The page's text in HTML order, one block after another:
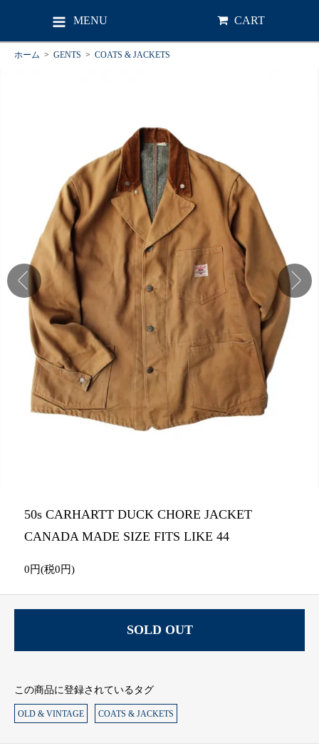
MENU CART
ホーム > GENTS > COATS & JACKETS
50s CARHARTT DUCK CHORE JACKET
CANADA MADE SIZE FITS LIKE 44
0円(税0円)
SOLD OUT
この商品に登録されているタグ
OLD & VINTAGE COATS & JACKETS